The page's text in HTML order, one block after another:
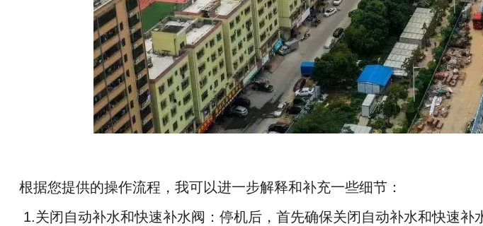
根据您提供的操作流程，我可以进一步解释和补充一些细节：
1.关闭自动补水和快速补水阀：停机后，首先确保关闭自动补水和快速